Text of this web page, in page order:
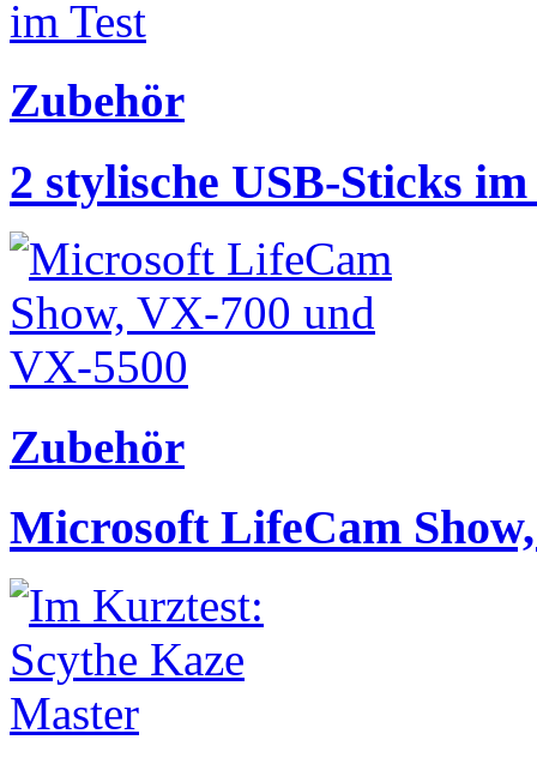
Zubehör
2 stylische USB-Sticks im
Zubehör
Microsoft LifeCam